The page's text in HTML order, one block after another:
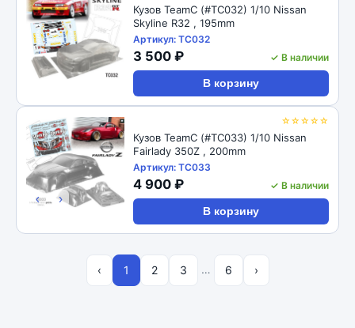
Кузов TeamC (#TC032) 1/10 Nissan
Skyline R32 , 195mm
Артикул: TC032
3 500 ₽ ✓ В наличии
В корзину
☆☆☆☆☆
‹ ›
Кузов TeamC (#TC033) 1/10 Nissan
Fairlady 350Z , 200mm
Артикул: TC033
4 900 ₽ ✓ В наличии
В корзину
‹ 1 2 3 … 6 ›